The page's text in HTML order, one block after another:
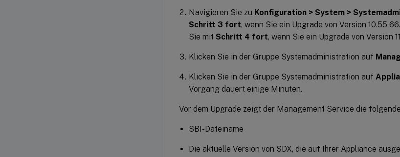
Navigieren Sie zu Konfiguration > System >
Schritt 3 fort, wenn Sie ein Upgrade von Version 10.55
Sie mit Schritt 4 fort, wenn Sie ein Upgrade von Version
Klicken Sie in der Gruppe Systemadministration auf
Klicken Sie in der Gruppe Systemadministration auf
Vorgang dauert einige Minuten.
Vor dem Upgrade zeigt der Management Service die
SBI-Dateiname
Die aktuelle Version von SDX, die auf Ihrer Appliance